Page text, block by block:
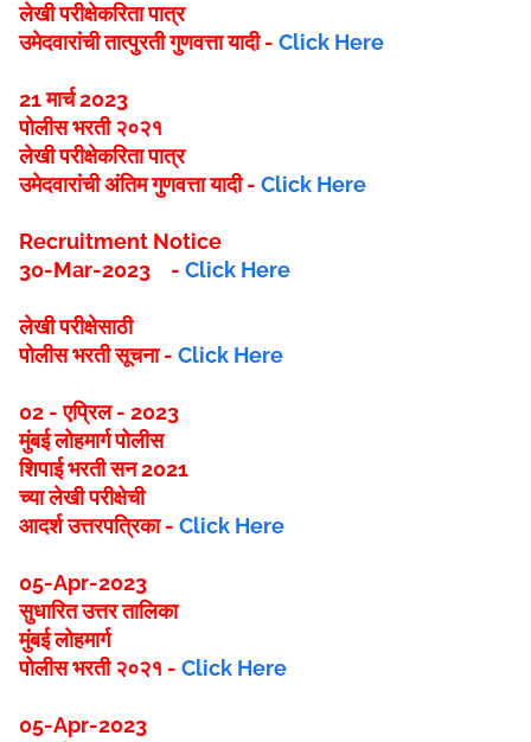
लेखी परीक्षेकरिता पात्र
उमेदवारांची तात्पुरती गुणवत्ता यादी - Click Here
21 मार्च 2023
पोलीस भरती २०२१
लेखी परीक्षेकरिता पात्र
उमेदवारांची अंतिम गुणवत्ता यादी - Click Here
Recruitment Notice
30-Mar-2023
- Click Here
लेखी परीक्षेसाठी
पोलीस भरती सूचना - Click Here
02 - एप्रिल - 2023
मुंबई लोहमार्ग पोलीस
शिपाई भरती सन 2021
च्या लेखी परीक्षेची
आदर्श उत्तरपत्रिका - Click Here
05-Apr-2023
सुधारित उत्तर तालिका
मुंबई लोहमार्ग
पोलीस भरती २०२१ - Click Here
05-Apr-2023